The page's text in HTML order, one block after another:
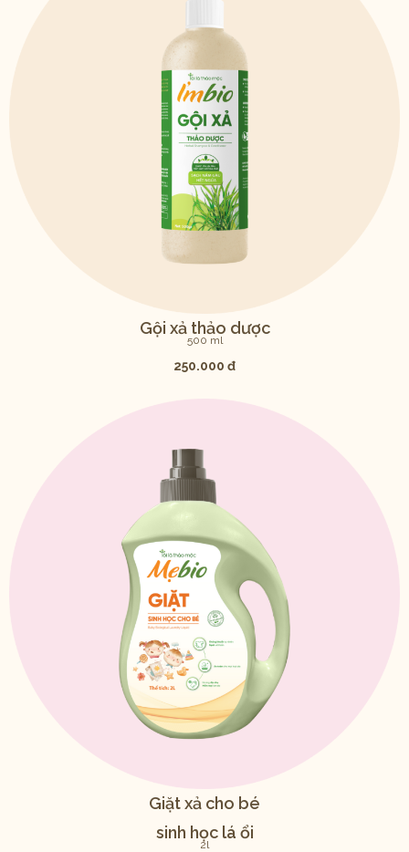
Gội xả thảo dược
500 ml
250.000 đ
Giặt xả cho bé
sinh học lá ổi
2l